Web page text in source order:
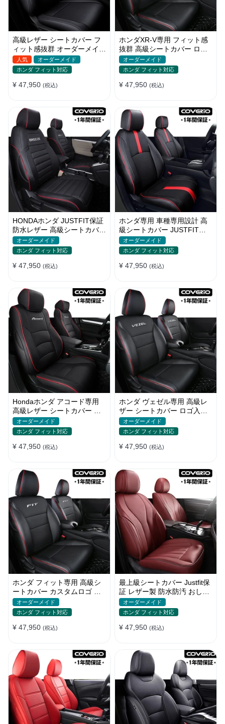
高級レザー シートカバー フ
ィット感抜群 オーダーメイド
6色 通気防水 耐久性 全席セ
ット
人気
オーダーメイド
ホンダ フィット対応
¥ 47,950 (税込)
ホンダXR-V専用 フィット感
抜群 高級シートカバー ロゴ
入り 防水防汚 全席セット
オーダーメイド
ホンダ フィット対応
¥ 47,950 (税込)
HONDAホンダ JUSTFIT保証
防水レザー 高級シートカバー
かっこいい オーダーメイド
オーダーメイド
ホンダ フィット対応
¥ 47,950 (税込)
ホンダ専用 車種専用設計 高
級シートカバー JUSTFIT保
証 スポーツ感 通気防水 全席
セット
オーダーメイド
ホンダ フィット対応
¥ 47,950 (税込)
Hondaホンダ アコード専用
高級レザー シートカバー ロ
ゴ入り 通気防水 耐久性 4色
全席セット
オーダーメイド
ホンダ フィット対応
¥ 47,950 (税込)
ホンダ ヴェゼル専用 高級レ
ザー シートカバー ロゴ入り
防水 おしゃれ 7色 全席セッ
ト
オーダーメイド
ホンダ フィット対応
¥ 47,950 (税込)
ホンダ フィット専用 高級シ
ートカバー カスタムロゴ 防
水レザー おしゃれ 全席セッ
ト
オーダーメイド
ホンダ フィット対応
¥ 47,950 (税込)
最上級シートカバー Justfit保
証 レザー製 防水防汚 おしゃ
れ オーダーメイド 全席セッ
ト
オーダーメイド
ホンダ フィット対応
¥ 47,950 (税込)